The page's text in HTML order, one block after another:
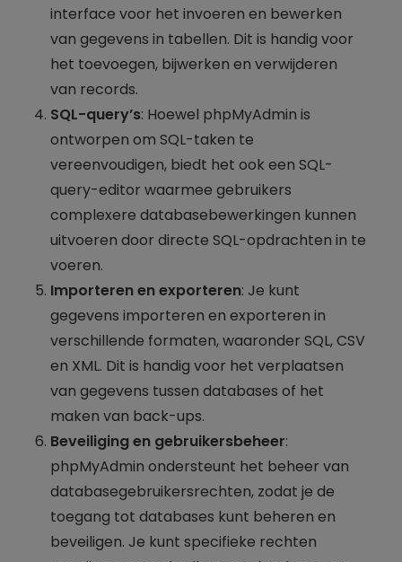
interface voor het invoeren en bewerken
van gegevens in tabellen. Dit is handig voor
het toevoegen, bijwerken en verwijderen
van records.
SQL-query’s: Hoewel phpMyAdmin is
ontworpen om SQL-taken te
vereenvoudigen, biedt het ook een SQL-
query-editor waarmee gebruikers
complexere databasebewerkingen kunnen
uitvoeren door directe SQL-opdrachten in te
voeren.
Importeren en exporteren: Je kunt
gegevens importeren en exporteren in
verschillende formaten, waaronder SQL, CSV
en XML. Dit is handig voor het verplaatsen
van gegevens tussen databases of het
maken van back-ups.
Beveiliging en gebruikersbeheer:
phpMyAdmin ondersteunt het beheer van
databasegebruikersrechten, zodat je de
toegang tot databases kunt beheren en
beveiligen. Je kunt specifieke rechten